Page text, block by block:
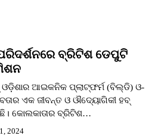
ବ୍ରିଟିଶ ଡେପୁଟି
ଓଡ଼ିଶାର ଆଇକନିକ ପ୍ଲାଟ୍‌ଫର୍ମ (ବିଲ୍ଡି) ଓ-
ଏକ ଜୀବନ୍ତ ଓ ଔଦ୍ୟୋଗିକୀ ହବ୍
କୋଲକାତାର ବ୍ରିଟିଶ…
2024